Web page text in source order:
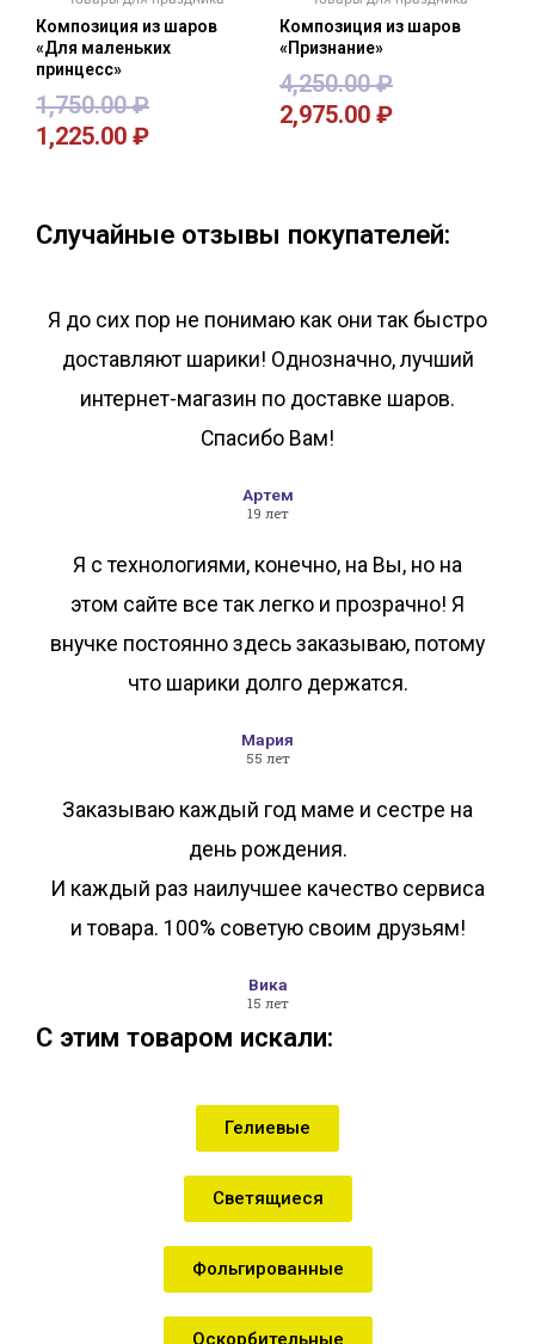
Композиция из шаров
«Для маленьких
принцесс»
1,750.00₽
1,225.00 ₽
Композиция из шаров
«Признание»
4,250.00₽
2,975.00 ₽
Случайные отзывы покупателей:
Я до сих пор не понимаю как они так быстро
доставляют шарики! Однозначно, лучший
интернет-магазин по доставке шаров.
Спасибо Вам!
Артем
19 лет
Я с технологиями, конечно, на Вы, но на
этом сайте все так легко и прозрачно! Я
внучке постоянно здесь заказываю, потому
что шарики долго держатся.
Мария
55 лет
Заказываю каждый год маме и сестре на
день рождения.
И каждый раз наилучшее качество сервиса
и товара. 100% советую своим друзьям!
Вика
15 лет
С этим товаром искали:
Гелиевые
Светящиеся
Фольгированные
Оскорбительные